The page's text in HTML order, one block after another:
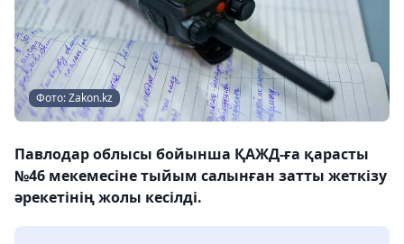
Фото: Zakon.kz
Павлодар облысы бойынша ҚАЖД-ға қарасты
№46 мекемесіне тыйым салынған затты жеткізу
әрекетінің жолы кесілді.